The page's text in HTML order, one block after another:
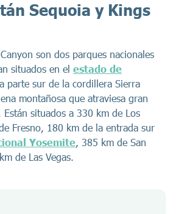
Sequoia y Kings
son dos parques nacionales
situados en el estado de
parte sur de la cordillera Sierra
montañosa que atraviesa gran
Están situados a 330 km de Los
Fresno, 180 km de la entrada sur
Yosemite, 385 km de San
de Las Vegas.